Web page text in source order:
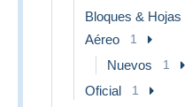
Bloques & Hojas
Aéreo 1
Nuevos 1
Oficial 1